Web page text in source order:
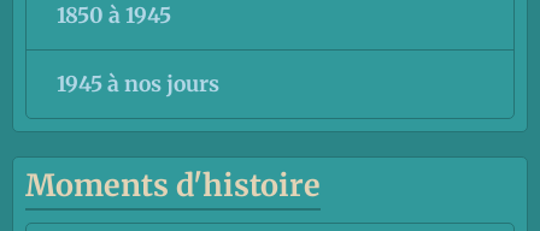
1850 à 1945
1945 à nos jours
Moments d'histoire